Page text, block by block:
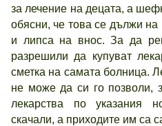
за лечение на децата, а
обясни, че това се дължи
и липса на внос. За да
разрешили да купуват
сметка на самата болница.
не може да си го позволи,
лекарства по указания
скачали, а приходите им са